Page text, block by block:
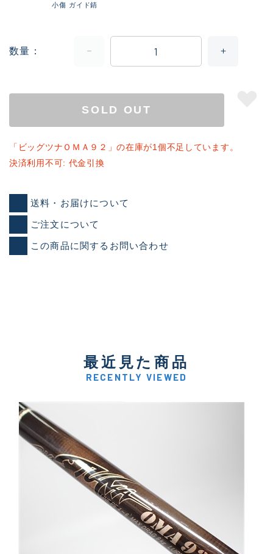
小傷 ガイド錆
数量
SOLD OUT
「ビッグツナＯＭＡ９２」の在庫が1個不足しています。
決済利用不可: 代金引換
送料・お届けについて
ご注文について
この商品に関するお問い合わせ
最近見た商品
RECENTLY VIEWED